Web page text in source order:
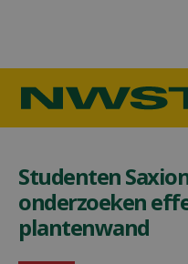
Studenten
onderzoeken
plantenwand